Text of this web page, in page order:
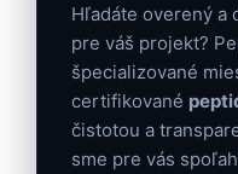
Hľadáte overený a
pre váš projekt?
špecializované
certifikované
čistotou a
sme pre vás